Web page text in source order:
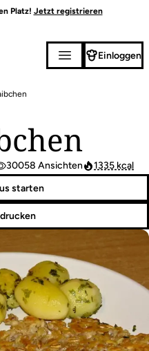
Platz! Jetzt registrieren
Einloggen
30058 Ansichten 1335 kcal
starten